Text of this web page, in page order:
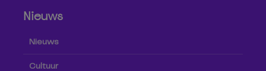
Nieuws
Nieuws
Cultuur